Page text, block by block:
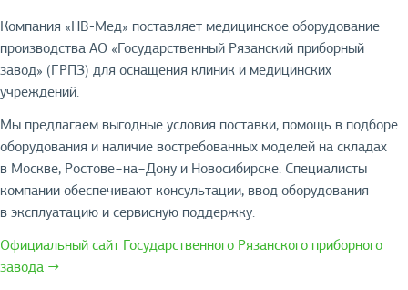
Компания «НВ-Мед» поставляет медицинское оборудование
производства АО «Государственный Рязанский приборный
завод» (ГРПЗ) для оснащения клиник и медицинских
учреждений.
Мы предлагаем выгодные условия поставки, помощь в подборе
оборудования и наличие востребованных моделей на складах
в Москве, Ростове−на−Дону и Новосибирске. Специалисты
компании обеспечивают консультации, ввод оборудования
в эксплуатацию и сервисную поддержку.
Официальный сайт Государственного Рязанского приборного
завода →